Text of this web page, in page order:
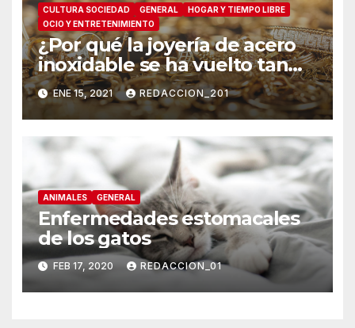
CULTURA SOCIEDAD GENERAL
HOGAR Y TIEMPO LIBRE
OCIO Y ENTRETENIMIENTO
¿Por qué la joyería de acero
inoxidable se ha vuelto tan
popular?
ENE 15, 2021 REDACCION_201
ANIMALES GENERAL
Enfermedades estomacales
de los gatos
FEB 17, 2020 REDACCION_01